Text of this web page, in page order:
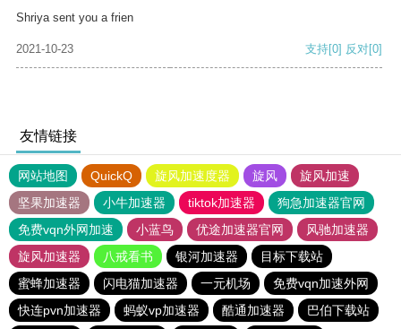
Shriya sent you a frien
2021-10-23 支持[0] 反对[0]
友情链接
网站地图 QuickQ 旋风加速度器 旋风
旋风加速
坚果加速器
小牛加速器 tiktok加速器
狗急加速器官网
免费vqn外网加速
小蓝鸟 优途加速器官网
风驰加速器
旋风加速器
八戒看书 银河加速器
目标下载站
蜜蜂加速器
闪电猫加速器 一元机场
免费vqn加速外网
快连pvn加速器
蚂蚁vp加速器 酷通加速器
巴伯下载站